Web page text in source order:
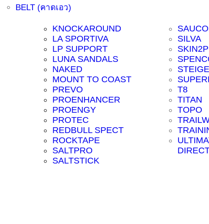
BELT (คาดเอว)
KNOCKAROUND
LA SPORTIVA
LP SUPPORT
LUNA SANDALS
NAKED
MOUNT TO COAST
PREVO
PROENHANCER
PROENGY
PROTEC
REDBULL SPECT
ROCKTAPE
SALTPRO
SALTSTICK
SILVA
SKIN2P
T8
TITAN
TOPO